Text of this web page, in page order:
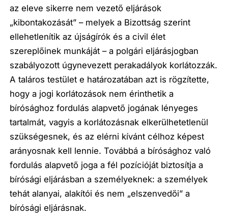
az eleve sikerre nem vezető eljárások
„kibontakozását” – melyek a Bizottság szerint
ellehetlenítik az újságírók és a civil élet
szereplőinek munkáját – a polgári eljárásjogban
szabályozott úgynevezett perakadályok korlátozzák.
A taláros testület e határozatában azt is rögzítette,
hogy a jogi korlátozások nem érinthetik a
bírósághoz fordulás alapvető jogának lényeges
tartalmát, vagyis a korlátozásnak elkerülhetetlenül
szükségesnek, és az elérni kívánt célhoz képest
arányosnak kell lennie. Továbbá a bírósághoz való
fordulás alapvető joga a fél pozícióját biztosítja a
bírósági eljárásban a személyeknek: a személyek
tehát alanyai, alakítói és nem „elszenvedői” a
bírósági eljárásnak.